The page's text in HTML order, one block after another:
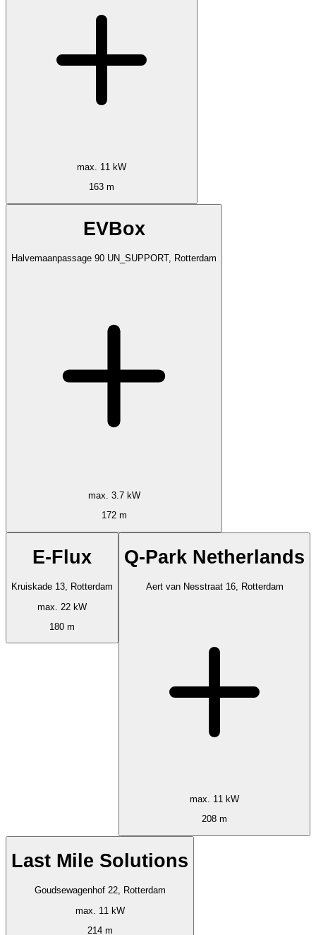
max. 11 kW
163 m
EVBox
Halvemaanpassage 90 UN_SUPPORT, Rotterdam
max. 3.7 kW
172 m
E-Flux
Kruiskade 13, Rotterdam
max. 22 kW
180 m
Q-Park Netherlands
Aert van Nesstraat 16, Rotterdam
max. 11 kW
208 m
Last Mile Solutions
Goudsewagenhof 22, Rotterdam
max. 11 kW
214 m